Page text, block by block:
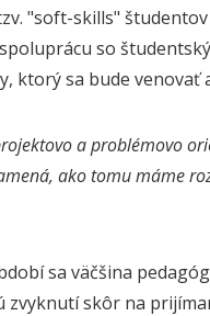
"soft-skills"
so
ktorý sa bude venovať
a problémovo
ako tomu máme
sa väčšina
zvyknutí skôr na